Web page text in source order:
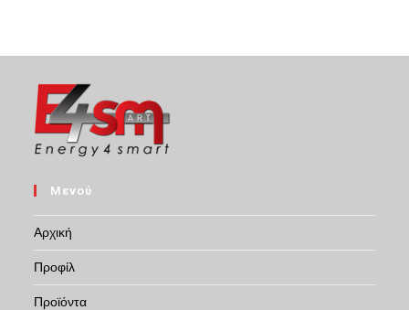
Μενού
Αρχική
Προφίλ
Προϊόντα